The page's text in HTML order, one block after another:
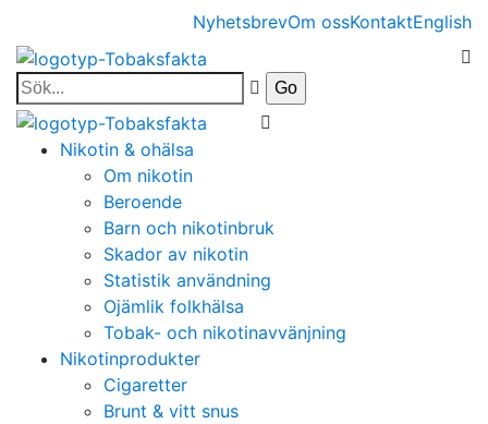
NyhetsbrevOm ossKontaktEnglish
Nikotin & ohälsa
Om nikotin
Beroende
Barn och nikotinbruk
Skador av nikotin
Statistik användning
Ojämlik folkhälsa
Tobak- och nikotinavvänjning
Nikotinprodukter
Cigaretter
Brunt & vitt snus